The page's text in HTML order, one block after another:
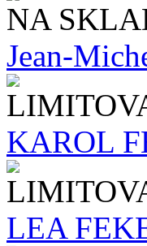
NA
Jean-
KAROL
LEA